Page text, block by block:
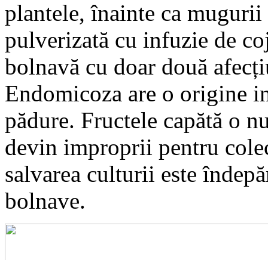
plantele, înainte ca mugurii
pulverizată cu infuzie de
bolnavă cu doar două
Endomicoza are o origine
pădure. Fructele capătă o
devin improprii pentru
salvarea culturii este
bolnave.